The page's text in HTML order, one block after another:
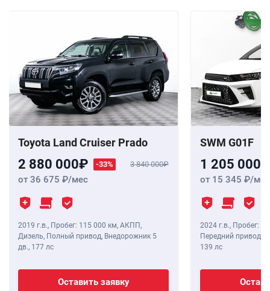
Toyota Land Cruiser Prado
2 880 000 -33% 3 840 000
от 36 675 /мес
2019 г.в., Пробег: 115 000 км, АКПП,
Дизель, Полный привод, Внедорожник 5
дв., 177 лс
Оставить заявку
SWM G01F
1 205 000
от 15 345 /мес
2024 г.в., Пробег: 8
Передний привод,
139 лс